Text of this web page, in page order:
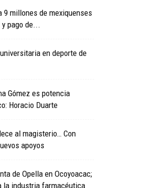
9 millones de mexiquenses
pago de...
en deporte de
Gómez es potencia
Horacio Duarte
al magisterio… Con
apoyos
de Opella en Ocoyoacac;
la industria farmacéutica